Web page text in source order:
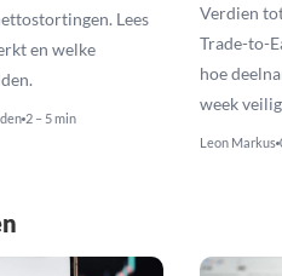
Lees
en welke
2 – 5 min
Verdien
Trade-to-
hoe
week
Leon Markus